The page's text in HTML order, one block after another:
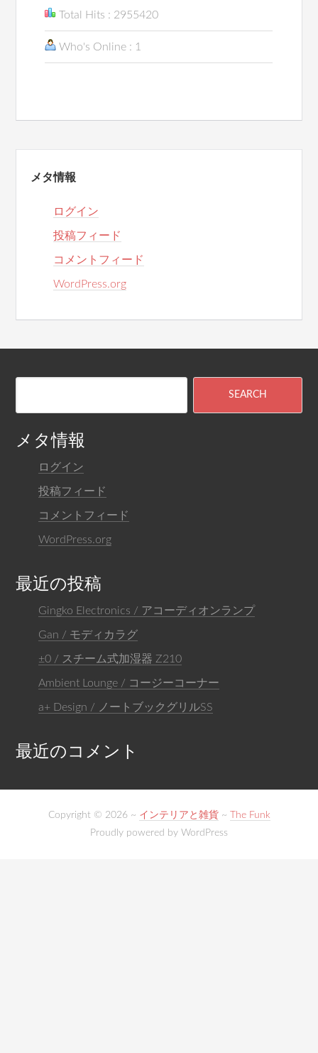
Total Hits : 2955420
Who's Online : 1
メタ情報
ログイン
投稿フィード
コメントフィード
WordPress.org
メタ情報
ログイン
投稿フィード
コメントフィード
WordPress.org
最近の投稿
Gingko Electronics / アコーディオンランプ
Gan / モディカラグ
±0 / スチーム式加湿器 Z210
Ambient Lounge / コージーコーナー
a+ Design / ノートブックグリルSS
最近のコメント
Copyright © 2026 ~ インテリアと雑貨~
The Funk
Proudly powered by WordPress